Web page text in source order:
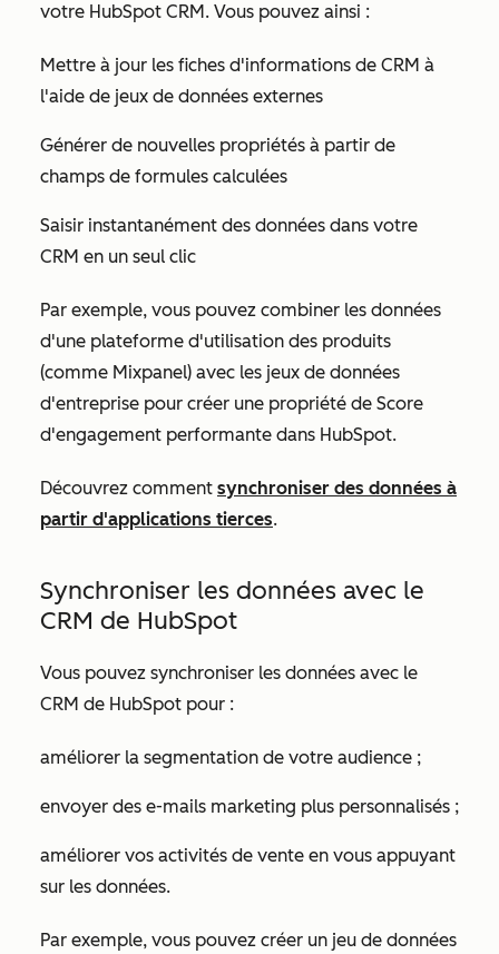
votre HubSpot CRM. Vous pouvez ainsi :
Mettre à jour les fiches d'informations de CRM à
l'aide de jeux de données externes
Générer de nouvelles propriétés à partir de
champs de formules calculées
Saisir instantanément des données dans votre
CRM en un seul clic
Par exemple, vous pouvez combiner les données
d'une plateforme d'utilisation des produits
(comme Mixpanel) avec les jeux de données
d'entreprise pour créer une propriété de Score
d'engagement performante dans HubSpot.
Découvrez comment synchroniser des données à
partir d'applications tierces.
Synchroniser les données avec le
CRM de HubSpot
Vous pouvez synchroniser les données avec le
CRM de HubSpot pour :
améliorer la segmentation de votre audience ;
envoyer des e-mails marketing plus personnalisés ;
améliorer vos activités de vente en vous appuyant
sur les données.
Par exemple, vous pouvez créer un jeu de données